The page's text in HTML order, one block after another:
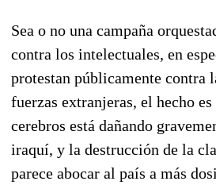
Sea o no una campaña
contra los intelectuales, en
protestan públicamente contra
fuerzas extranjeras, el hecho
cerebros está dañando
iraquí, y la destrucción de la
parece abocar al país a más